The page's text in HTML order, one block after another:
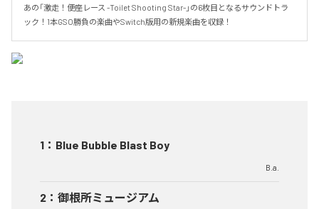
あの「激走！便座レース -Toilet Shooting Star-」の6枚目となるサウンドトラ
ック！1本GSO勝負の楽曲やSwitch版用の新規楽曲を収録！
1 ： Blue Bubble Blast Boy
B.a.
2 ： 御根所ミュージアム